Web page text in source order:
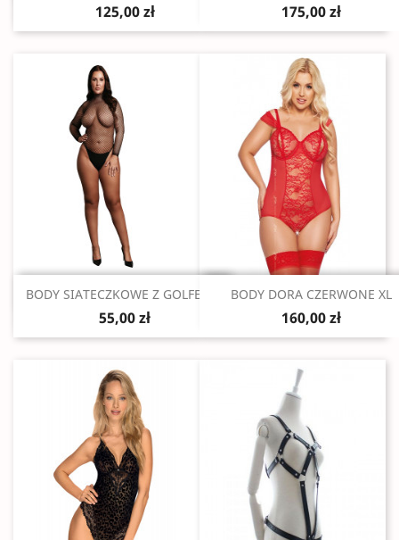
125,00 zł 175,00 zł
Szybki podgląd
BODY SIATECZKOWE Z GOLFEM...
55,00 zł
 Szybki podgląd
BODY DORA CZERWONE XL
160,00 zł